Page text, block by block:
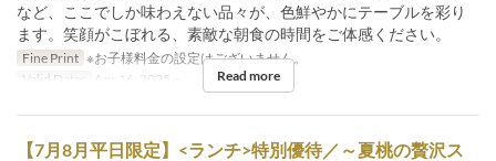
など、ここでしか味わえない品々が、色鮮やかにテーブルを彩り
ます。笑顔がこぼれる、素敵な朝食の時間をご体感ください。
Fine Print ※お子様料金の設定はございません。
Valid Dates
Apr 16, 2025 ~ Read more
【7月8月平日限定】<ランチ>特別優待／～夏桃の贅沢ス